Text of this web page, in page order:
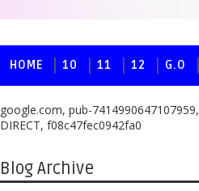
HOME 10 11 12 G.O
google.com, pub-7414990647107959,
DIRECT, f08c47fec0942fa0
Blog Archive